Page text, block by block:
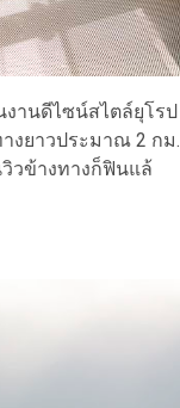
านดีไซน์สไตล์ยุโรป
งยาวประมาณ 2 กม.
วข้างทางก็ฟินแล้